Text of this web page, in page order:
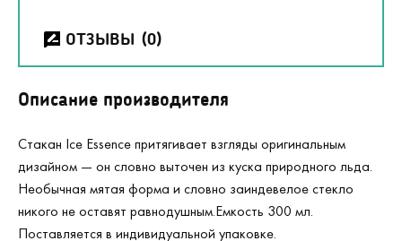
ОТЗЫВЫ (0)
Описание производителя
Cтакан Ice Essence притягивает взгляды оригинальным
дизайном — он словно выточен из куска природного льда.
Необычная мятая форма и словно заиндевелое стекло
никого не оставят равнодушным.Емкость 300 мл.
Поставляется в индивидуальной упаковке.